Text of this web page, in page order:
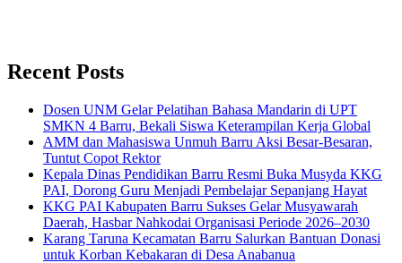
Recent Posts
Dosen UNM Gelar Pelatihan Bahasa Mandarin di UPT
SMKN 4 Barru, Bekali Siswa Keterampilan Kerja Global
AMM dan Mahasiswa Unmuh Barru Aksi Besar-Besaran,
Tuntut Copot Rektor
Kepala Dinas Pendidikan Barru Resmi Buka Musyda KKG
PAI, Dorong Guru Menjadi Pembelajar Sepanjang Hayat
KKG PAI Kabupaten Barru Sukses Gelar Musyawarah
Daerah, Hasbar Nahkodai Organisasi Periode 2026–2030
Karang Taruna Kecamatan Barru Salurkan Bantuan Donasi
untuk Korban Kebakaran di Desa Anabanua